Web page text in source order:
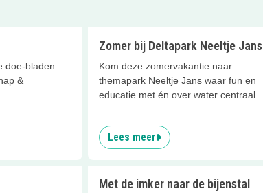
doe-bladen
&
Zomer bij Deltapark Neeltje Jans
Kom deze zomervakantie naar
themapark Neeltje Jans waar fun en
educatie met én over water centraal
Lees meer
Met de imker naar de bijenstal